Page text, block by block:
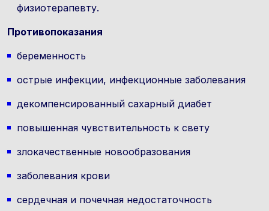
физиотерапевту.
Противопоказания
беременность
острые инфекции, инфекционные заболевания
декомпенсированный сахарный диабет
повышенная чувствительность к свету
злокачественные новообразования
заболевания крови
сердечная и почечная недостаточность